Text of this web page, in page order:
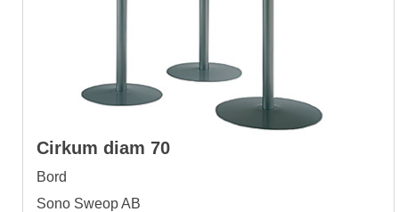
Cirkum diam 70
Bord
Sono Sweop AB